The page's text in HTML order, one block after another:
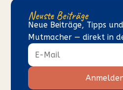
Neuste Beiträge
Neue Beiträge, Tipps
Mutmacher — direkt in